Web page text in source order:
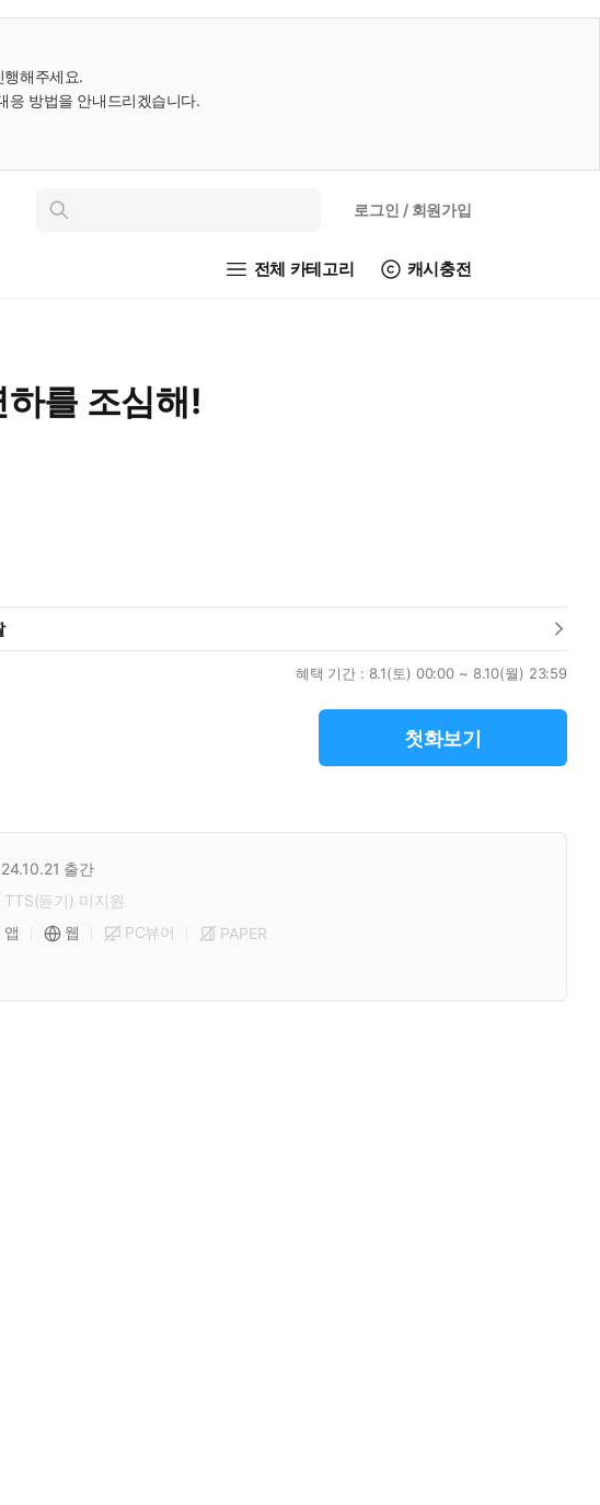
해주세요.
응 방법을 안내드리겠습니다.
인
로그인 / 회원가입
전체 카테고리 캐시충전
를 조심해!
혜택 기간 : 8.1(토) 00:00 ~ 8.10(월) 23:59
첫화보기
출간
TTS(듣기) 미지원
앱 웹 PC뷰어 PAPER